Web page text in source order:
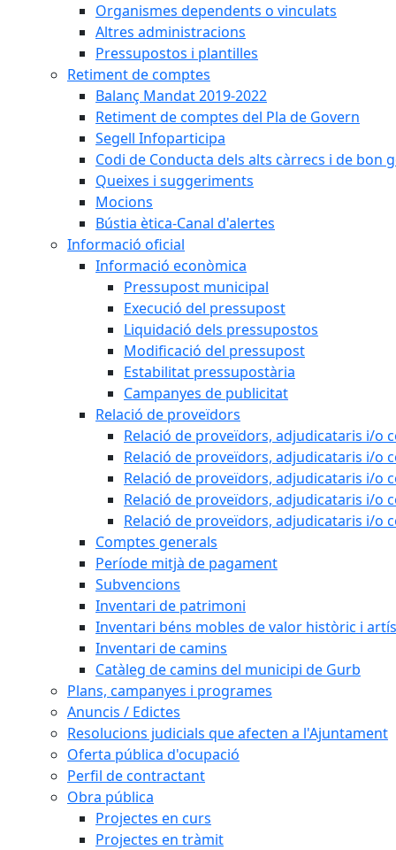
Organismes dependents o vinculats
Altres administracions
Pressupostos i plantilles
Retiment de comptes
Balanç Mandat 2019-2022
Retiment de comptes del Pla de Govern
Segell Infoparticipa
Codi de Conducta dels alts càrrecs i de bon
Queixes i suggeriments
Mocions
Bústia ètica-Canal d'alertes
Informació oficial
Informació econòmica
Pressupost municipal
Execució del pressupost
Liquidació dels pressupostos
Modificació del pressupost
Estabilitat pressupostària
Campanyes de publicitat
Relació de proveïdors
Relació de proveïdors, adjudicataris i/o
Relació de proveïdors, adjudicataris i/o
Relació de proveïdors, adjudicataris i/o
Relació de proveïdors, adjudicataris i/o
Relació de proveïdors, adjudicataris i/o
Comptes generals
Període mitjà de pagament
Subvencions
Inventari de patrimoni
Inventari béns mobles de valor històric i
Inventari de camins
Catàleg de camins del municipi de Gurb
Plans, campanyes i programes
Anuncis / Edictes
Resolucions judicials que afecten a l'Ajuntament
Oferta pública d'ocupació
Perfil de contractant
Obra pública
Projectes en curs
Projectes en tràmit